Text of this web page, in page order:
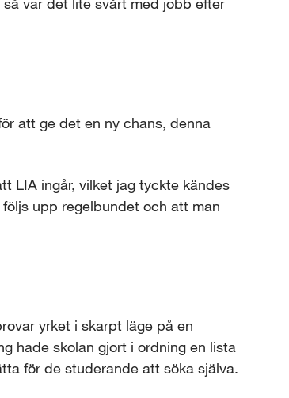
att ge det en ny chans, denna
LIA ingår, vilket jag tyckte kändes
upp regelbundet och att man
yrket i skarpt läge på en
hade skolan gjort i ordning en lista
för de studerande att söka själva.